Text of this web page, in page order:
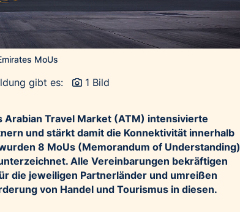
MoUs
gibt es: 1 Bild
Arabian Travel Market (ATM) intensivierte
und stärkt damit die Konnektivität innerhalb
8 MoUs (Memorandum of Understanding)
Alle Vereinbarungen bekräftigen
die jeweiligen Partnerländer und umreißen
von Handel und Tourismus in diesen.